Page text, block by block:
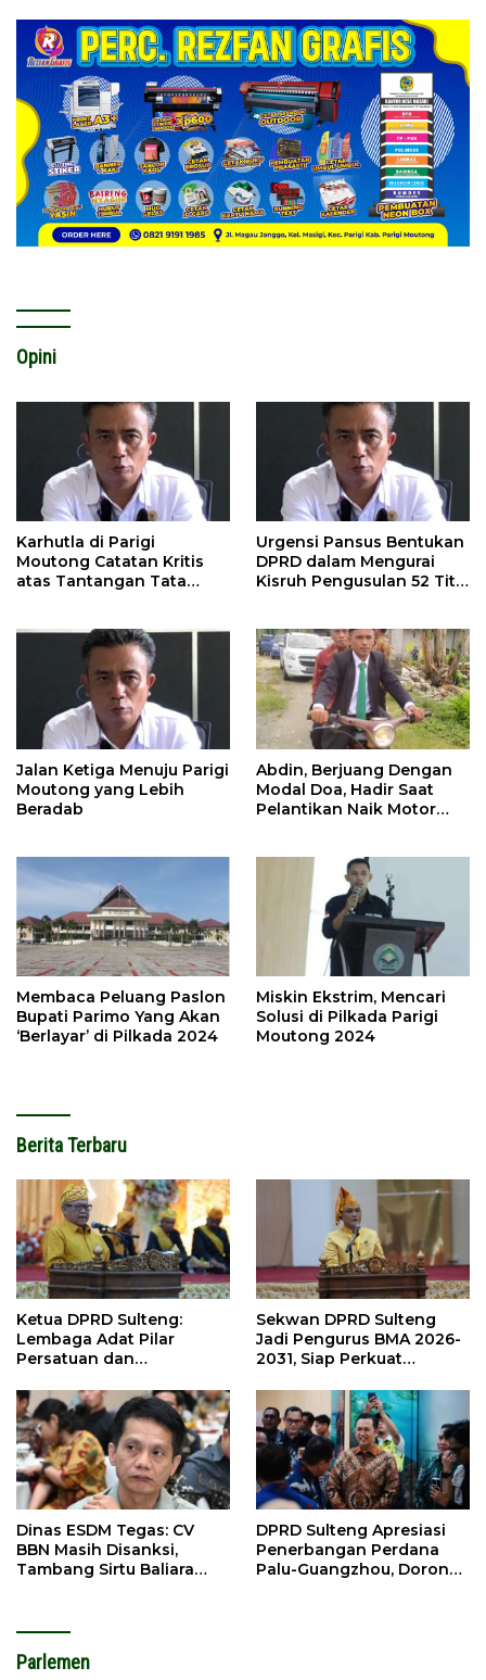
Opini
Karhutla di Parigi
Moutong Catatan Kritis
atas Tantangan Tata
Urgensi Pansus Bentukan
DPRD dalam Mengurai
Kisruh Pengusulan 52 Titik
Jalan Ketiga Menuju Parigi
Moutong yang Lebih
Beradab
Abdin, Berjuang Dengan
Modal Doa, Hadir Saat
Pelantikan Naik Motor
Membaca Peluang Paslon
Bupati Parimo Yang Akan
‘Berlayar’ di Pilkada 2024
Miskin Ekstrim, Mencari
Solusi di Pilkada Parigi
Moutong 2024
Berita Terbaru
Ketua DPRD Sulteng:
Lembaga Adat Pilar
Persatuan dan
Sekwan DPRD Sulteng
Jadi Pengurus BMA 2026-
2031, Siap Perkuat
Dinas ESDM Tegas: CV
BBN Masih Disanksi,
Tambang Sirtu Baliara
DPRD Sulteng Apresiasi
Penerbangan Perdana
Palu-Guangzhou, Dorong
Parlemen